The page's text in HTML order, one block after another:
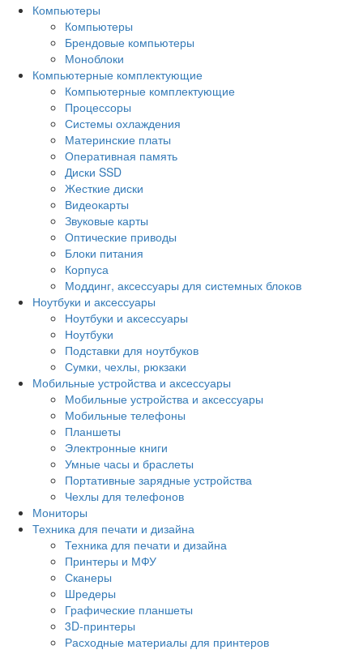
Компьютеры
Компьютеры
Брендовые компьютеры
Моноблоки
Компьютерные комплектующие
Компьютерные комплектующие
Процессоры
Системы охлаждения
Материнские платы
Оперативная память
Диски SSD
Жесткие диски
Видеокарты
Звуковые карты
Оптические приводы
Блоки питания
Корпуса
Моддинг, аксессуары для системных блоков
Ноутбуки и аксессуары
Ноутбуки и аксессуары
Ноутбуки
Подставки для ноутбуков
Сумки, чехлы, рюкзаки
Мобильные устройства и аксессуары
Мобильные устройства и аксессуары
Мобильные телефоны
Планшеты
Электронные книги
Умные часы и браслеты
Портативные зарядные устройства
Чехлы для телефонов
Мониторы
Техника для печати и дизайна
Техника для печати и дизайна
Принтеры и МФУ
Сканеры
Шредеры
Графические планшеты
3D-принтеры
Расходные материалы для принтеров